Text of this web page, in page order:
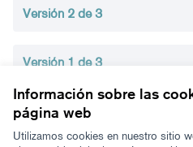
Información sobre las
página web
Utilizamos cookies en nuestro sitio
Versión 2 de 3
Versión 1 de 3
Términos y condiciones de uso
Configuración de cookies